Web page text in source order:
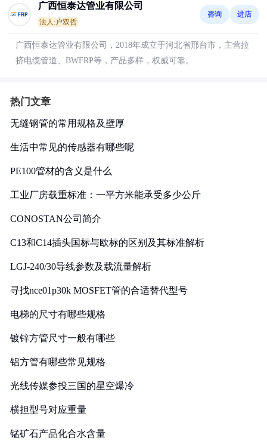
广西恒泰达管业有限公司
法人:户双哲
咨询 进店
广西恒泰达管业有限公司，2018年成立于河北省邢台市，主营拉
挤电缆管道、BWFRP等，产品多样，权威可靠。
热门文章
无缝钢管的常用规格及壁厚
生活中常见的传感器有哪些呢
PE100管材的含义是什么
工业厂房载重标准：一平方米能承受多少公斤
CONOSTAN公司简介
C13和C14插头国标与欧标的区别及其标准解析
LGJ-240/30导线参数及载流量解析
寻找nce01p30k MOSFET管的合适替代型号
电梯的尺寸有哪些规格
镀锌方管尺寸一般有哪些
铝方管有哪些常见规格
光线传媒参投三国的星空爆冷
横担型号对应重量
锰矿石产品化合水含量